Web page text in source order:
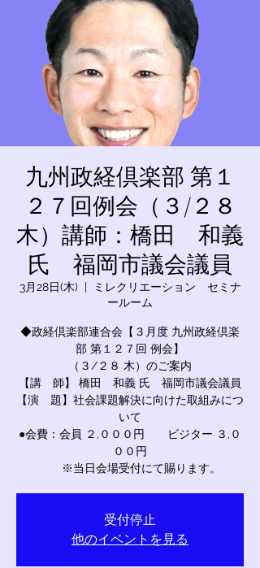
九州政経倶楽部 第１
２７回例会（３/２８
木）講師：橋田 和義
氏 福岡市議会議員
3月28日(木)
  |
ミレクリエーション セミナ
ールーム
◆政経倶楽部連合会【３月度 九州政経倶楽
部 第１２７回 例会】
（３/２８ 木）のご案内
【講 師】 橋田 和義 氏 福岡市議会議員
【演 題】社会課題解決に向けた取組みにつ
いて
●会費：会員 ２,０００円 ビジター ３,０
００円
※当日会場受付にて賜ります。
受付停止
他のイベントを見る